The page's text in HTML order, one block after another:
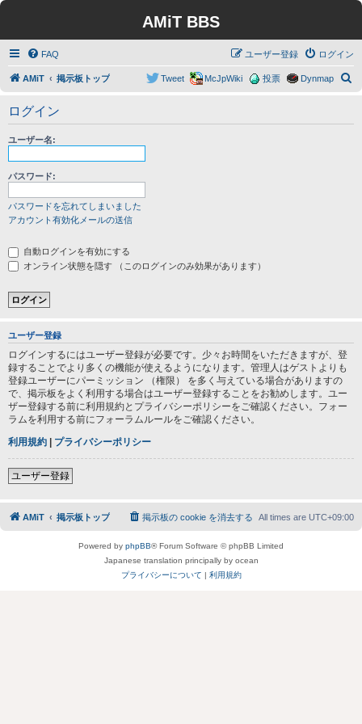
AMiT BBS
FAQ ログイン
ユーザー登録
AMiT 掲示板トップ Dynmap
投票
McJpWiki
Tweet
ログイン
ユーザー名:
パスワード:
パスワードを忘れてしまいました
アカウント有効化メールの送信
自動ログインを有効にする
オンライン状態を隠す （このログインのみ効果があります）
ユーザー登録
ログインするにはユーザー登録が必要です。少々お時間をいただきますが、登
録することでより多くの機能が使えるようになります。管理人はゲストよりも
登録ユーザーにパーミッション （権限） を多く与えている場合がありますの
で、掲示板をよく利用する場合はユーザー登録することをお勧めします。ユー
ザー登録する前に利用規約とプライバシーポリシーをご確認ください。フォー
ラムを利用する前にフォーラムルールをご確認ください。
利用規約 | プライバシーポリシー
ユーザー登録
AMiT 掲示板トップ All times are UTC+09:00
掲示板の cookie を消去する
Powered by phpBB® Forum Software © phpBB Limited
Japanese translation principally by ocean
プライバシーについて | 利用規約